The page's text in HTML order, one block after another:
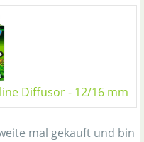
Diffusor - 12/16 mm
mal gekauft und bin